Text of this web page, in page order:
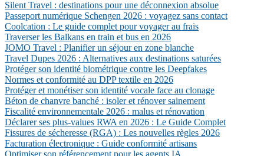
Silent Travel : destinations pour une déconnexion absolue
Passeport numérique Schengen 2026 : voyagez sans contact
Coolcation : Le guide complet pour voyager au frais
Traverser les Balkans en train et bus en 2026
JOMO Travel : Planifier un séjour en zone blanche
Travel Dupes 2026 : Alternatives aux destinations saturées
Protéger son identité biométrique contre les Deepfakes
Normes et conformité au DPP textile en 2026
Protéger et monétiser son identité vocale face au clonage
Béton de chanvre banché : isoler et rénover sainement
Fiscalité environnementale 2026 : malus et rénovation
Déclarer ses plus-values RWA en 2026 : Le Guide Complet
Fissures de sécheresse (RGA) : Les nouvelles règles 2026
Facturation électronique : Guide conformité artisans
Optimiser son référencement pour les agents IA